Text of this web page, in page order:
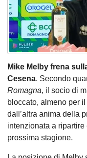
Mike Melby frena
Cesena. Secondo
Romagna, il socio di
bloccato, almeno per
dall’altra anima della
intenzionata a
prossima stagione.